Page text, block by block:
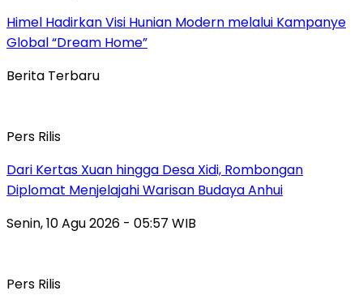
Himel Hadirkan Visi Hunian Modern melalui Kampanye
Global “Dream Home”
Berita Terbaru
Pers Rilis
Dari Kertas Xuan hingga Desa Xidi, Rombongan
Diplomat Menjelajahi Warisan Budaya Anhui
Senin, 10 Agu 2026 - 05:57 WIB
Pers Rilis